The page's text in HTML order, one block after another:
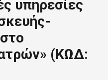
υπηρεσίες
(ΚΩΔ: